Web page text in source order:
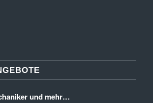
und mehr…